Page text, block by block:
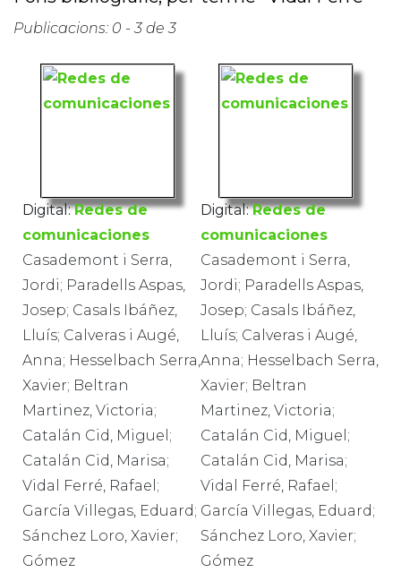
Publicacions: 0 - 3 de 3
Digital: Redes de
comunicaciones
Casademont i Serra,
Jordi; Paradells Aspas,
Josep; Casals Ibáñez,
Lluís; Calveras i Augé,
Anna; Hesselbach Serra,
Xavier; Beltran
Martinez, Victoria;
Catalán Cid, Miguel;
Catalán Cid, Marisa;
Vidal Ferré, Rafael;
García Villegas, Eduard;
Sánchez Loro, Xavier;
Gómez
Digital: Redes de
comunicaciones
Casademont i Serra,
Jordi; Paradells Aspas,
Josep; Casals Ibáñez,
Lluís; Calveras i Augé,
Anna; Hesselbach Serra,
Xavier; Beltran
Martinez, Victoria;
Catalán Cid, Miguel;
Catalán Cid, Marisa;
Vidal Ferré, Rafael;
García Villegas, Eduard;
Sánchez Loro, Xavier;
Gómez